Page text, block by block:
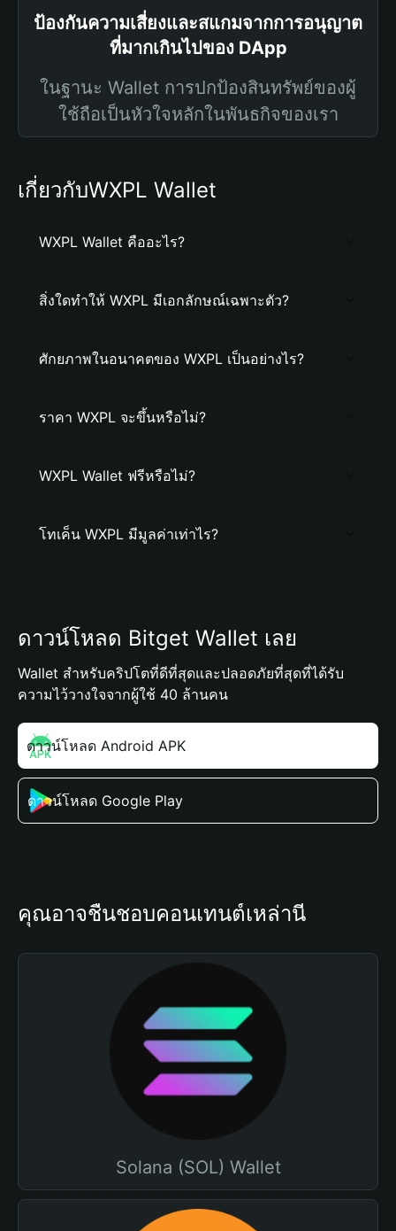
ป้องกันความเสี่ยงและสแกมจากการอนุญาต
ที่มากเกินไปของ DApp
ในฐานะ Wallet การปกป้องสินทรัพย์ของผู้
ใช้ถือเป็นหัวใจหลักในพันธกิจของเรา
เกี่ยวกับWXPL Wallet
WXPL Wallet คืออะไร?
สิ่งใดทำให้ WXPL มีเอกลักษณ์เฉพาะตัว?
ศักยภาพในอนาคตของ WXPL เป็นอย่างไร?
ราคา WXPL จะขึ้นหรือไม่?
WXPL Wallet ฟรีหรือไม่?
โทเค็น WXPL มีมูลค่าเท่าไร?
ดาวน์โหลด Bitget Wallet เลย
Wallet สำหรับคริปโตที่ดีที่สุดและปลอดภัยที่สุดที่ได้รับ
ความไว้วางใจจากผู้ใช้ 40 ล้านคน
ดาวน์โหลด Android APK
ดาวน์โหลด Google Play
คุณอาจชื่นชอบคอนเทนต์เหล่านี้
Solana (SOL) Wallet